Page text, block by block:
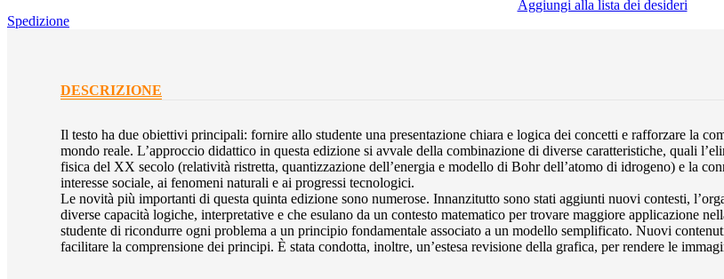
Aggiungi alla lista dei desideri
Spedizione
DESCRIZIONE
Il testo ha due obiettivi principali: fornire allo studente una presentazione chiara e logica dei concetti e rafforzare la
mondo reale. L’approccio didattico in questa edizione si avvale della combinazione di diverse caratteristiche, quali
fisica del XX secolo (relatività ristretta, quantizzazione dell’energia e modello di Bohr dell’atomo di idrogeno) e la
interesse sociale, ai fenomeni naturali e ai progressi tecnologici.
Le novità più importanti di questa quinta edizione sono numerose. Innanzitutto sono stati aggiunti nuovi contesti,
diverse capacità logiche, interpretative e che esulano da un contesto matematico per trovare maggiore applicazione
studente di ricondurre ogni problema a un principio fondamentale associato a un modello semplificato. Nuovi
facilitare la comprensione dei principi. È stata condotta, inoltre, un’estesa revisione della grafica, per rendere le